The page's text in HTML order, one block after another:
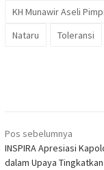
KH Munawir Aseli
Nataru
Toleransi
Navigasi
pos
Pos sebelumnya
INSPIRA Apresiasi
dalam Upaya